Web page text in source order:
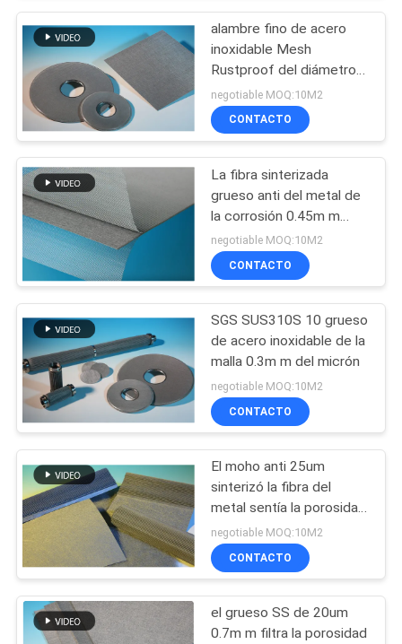
POLÍTICAS
DE
PRIVACIDAD
fieltro sinterizado de
la fibra del metal
Fibra del titanio
sentida
Hilo de Filamento
Continuo
alambre fino de acero
inoxidable Mesh
Rustproof del diámetro
del grueso 60um de
0.57m m
negotiable MOQ:10M2
CONTACTO
La fibra sinterizada
grueso anti del metal de
la corrosión 0.45m m
sentía la porosidad del
60%
negotiable MOQ:10M2
CONTACTO
SGS SUS310S 10 grueso
de acero inoxidable de la
malla 0.3m m del micrón
negotiable MOQ:10M2
CONTACTO
El moho anti 25um
sinterizó la fibra del
metal sentía la porosidad
del 79% para el
precipitador del polvo
negotiable MOQ:10M2
CONTACTO
el grueso SS de 20um
0.7m m filtra la porosidad